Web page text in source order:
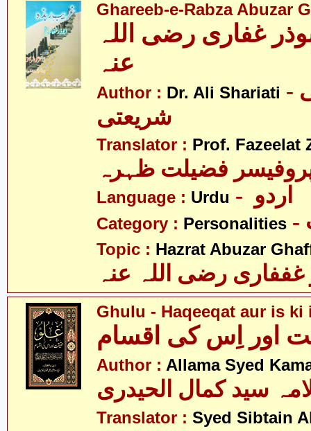
Ghareeb-e-Rabza Abuzar
غفاری رضی اللہ
عنہ
Author : Dr. Ali Shariati - ڈاکٹر علی
شریعتی
Translator : Prof. Fazeelat
فضیلت ظہرہ
Language : Urdu
Category : Personalities
Topic : Hazrat Abuzar
رضی اللہ عنہ
Ghulu - Haqeeqat aur is ki
اور اِس کی اقسام
Author : Allama Syed
سید کمال الحیدری
Translator : Syed Sibtain